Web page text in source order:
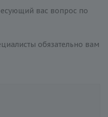
вас вопрос по
обязательно вам